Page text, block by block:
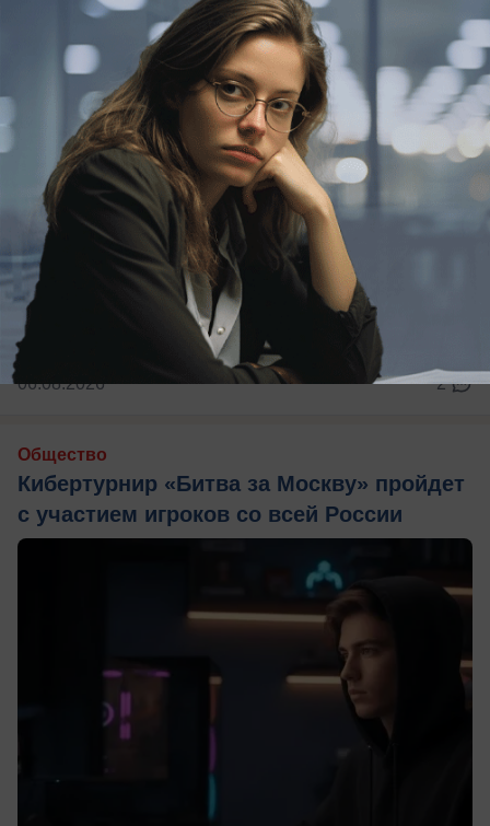
06.08.2026 2
Общество
Кибертурнир «Битва за Москву» пройдет
с участием игроков со всей России